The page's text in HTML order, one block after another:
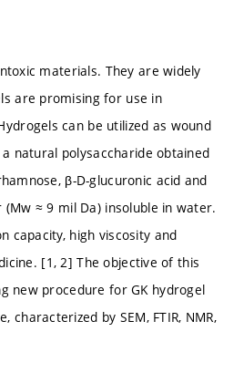
materials. They are widely
are promising for use in
can be utilized as wound
natural polysaccharide obtained
β-D-glucuronic acid and
≈ 9 mil Da) insoluble in water.
capacity, high viscosity and
[1, 2] The objective of this
new procedure for GK hydrogel
by SEM, FTIR, NMR,